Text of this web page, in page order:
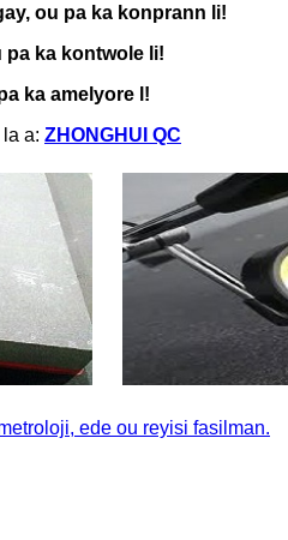
ou pa ka konprann li!
pa ka kontwole li!
ka amelyore l!
a: ZHONGHUI QC
ede ou reyisi fasilman.